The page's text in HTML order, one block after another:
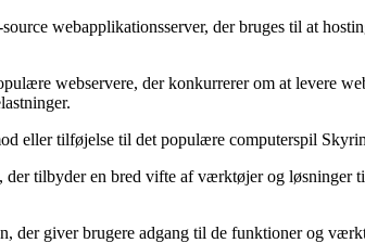
webapplikationsserver, der bruges til at
webservere, der konkurrerer om at levere
eller tilføjelse til det populære computerspil
der tilbyder en bred vifte af værktøjer og
der giver brugere adgang til de funktioner og